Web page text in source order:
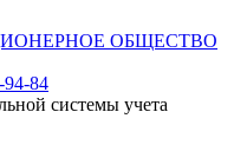
ОБЩЕСТВО
94-84
системы учета